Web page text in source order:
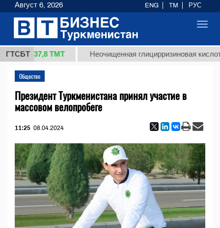
ГТСБТ
37,8 ТМТ Неочищенная глицирризиновая кислота
Общество
Президент Туркменистана принял участие в
массовом велопробеге
11:25 08.04.2024
Август 6, 2026 ENG TM РУС